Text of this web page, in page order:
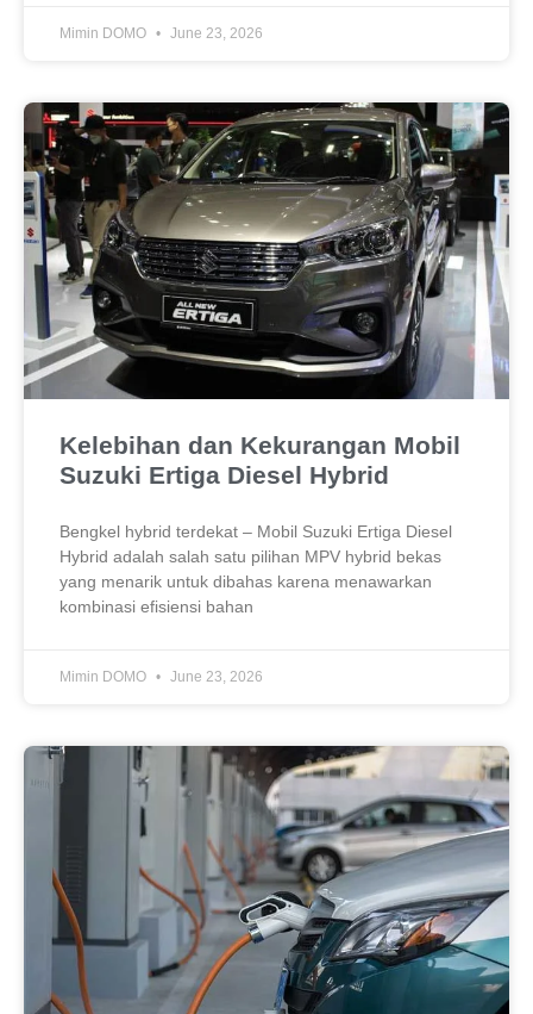
Mimin DOMO June 23, 2026
Kelebihan dan Kekurangan Mobil
Suzuki Ertiga Diesel Hybrid
Bengkel hybrid terdekat – Mobil Suzuki Ertiga Diesel
Hybrid adalah salah satu pilihan MPV hybrid bekas
yang menarik untuk dibahas karena menawarkan
kombinasi efisiensi bahan
Mimin DOMO June 23, 2026